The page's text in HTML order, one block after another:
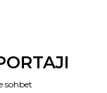
sohbet